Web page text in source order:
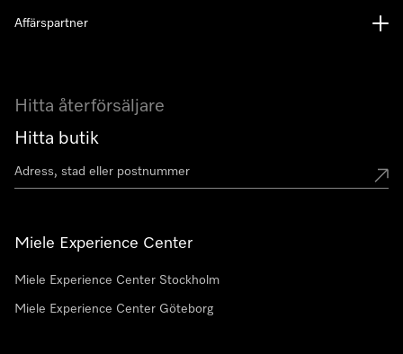
Hitta återförsäljare
Hitta butik
Miele Experience Center
Miele Experience Center Stockholm
Miele Experience Center Göteborg
Affärspartner